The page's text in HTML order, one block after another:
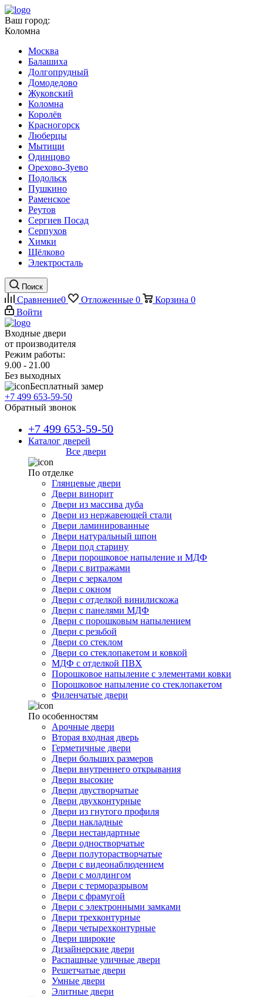
Ваш город:
Коломна
Москва
Балашиха
Долгопрудный
Домодедово
Жуковский
Коломна
Королёв
Красногорск
Люберцы
Мытищи
Одинцово
Орехово-Зуево
Подольск
Пушкино
Раменское
Реутов
Сергиев Посад
Серпухов
Химки
Щёлково
Электросталь
Поиск
Сравнение0 Отложенные 0 Корзина 0
Войти
Входные двери
от производителя
Режим работы:
9.00 - 21.00
Без выходных
Бесплатный замер
+7 499 653-59-50
Обратный звонок
+7 499 653-59-50
Каталог дверей
Все двери
По отделке
Глянцевые двери
Двери винорит
Двери из массива дуба
Двери из нержавеющей стали
Двери ламинированные
Двери натуральный шпон
Двери под старину
Двери порошковое напыление и МДФ
Двери с витражами
Двери с зеркалом
Двери с окном
Двери с отделкой винилискожа
Двери с панелями МДФ
Двери с порошковым напылением
Двери с резьбой
Двери со стеклом
Двери со стеклопакетом и ковкой
МДФ с отделкой ПВХ
Порошковое напыление с элементами ковки
Порошковое напыление со стеклопакетом
Филенчатые двери
По особенностям
Арочные двери
Вторая входная дверь
Герметичные двери
Двери больших размеров
Двери внутреннего открывания
Двери высокие
Двери двустворчатые
Двери двухконтурные
Двери из гнутого профиля
Двери накладные
Двери нестандартные
Двери одностворчатые
Двери полуторастворчатые
Двери с видеонаблюдением
Двери с молдингом
Двери с терморазрывом
Двери с фрамугой
Двери с электронными замками
Двери трехконтурные
Двери четырехконтурные
Двери широкие
Дизайнерские двери
Распашные уличные двери
Решетчатые двери
Умные двери
Элитные двери